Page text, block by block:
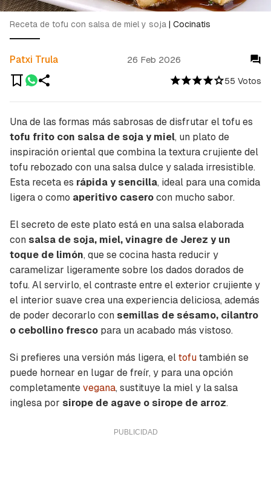
55 Votos
Patxi Trula 26 Feb 2026
Receta de tofu con salsa de miel y soja | Cocinatis
Una de las formas más sabrosas de disfrutar el tofu es
tofu frito con salsa de soja y miel, un plato de
inspiración oriental que combina la textura crujiente del
tofu rebozado con una salsa dulce y salada irresistible.
Esta receta es rápida y sencilla, ideal para una comida
ligera o como aperitivo caserocon mucho sabor.
El secreto de este plato está en una salsa elaborada
con salsa de soja, miel, vinagre de Jerez y un
toque de limón, que se cocina hasta reducir y
caramelizar ligeramente sobre los dados dorados de
tofu. Al servirlo, el contraste entre el exterior crujiente y
el interior suave crea una experiencia deliciosa, además
de poder decorarlo con semillas de sésamo, cilantro
o cebollino fresco para un acabado más vistoso.
Si prefieres una versión más ligera, eltofutambién se
puede hornear en lugar de freír, y para una opción
completamentevegana, sustituye la miel y la salsa
inglesa por sirope de agave o sirope de arroz.